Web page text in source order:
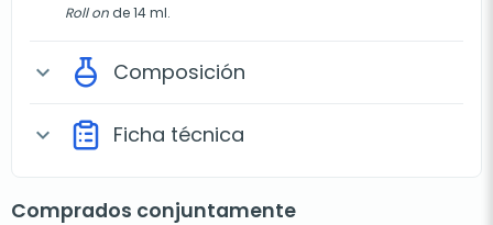
Roll on de 14 ml.
expand_more Composición
expand_more Ficha técnica
Comprados conjuntamente